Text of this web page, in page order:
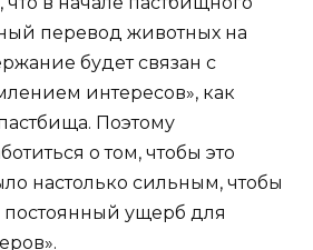
перевод животных на
будет связан с
интересов», как
Поэтому
о том, чтобы это
настолько сильным, чтобы
постоянный ущерб для